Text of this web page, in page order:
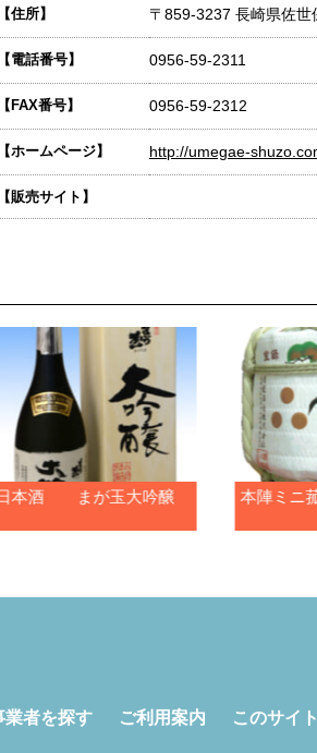
【住所】 〒859-3237 長崎県佐世
【電話番号】 0956-59-2311
【FAX番号】 0956-59-2312
【ホームページ】 http://umegae-
【販売サイト】
本酒 まが玉大吟醸 本陣ミニ
業者を探す ご利用案内 このサイ